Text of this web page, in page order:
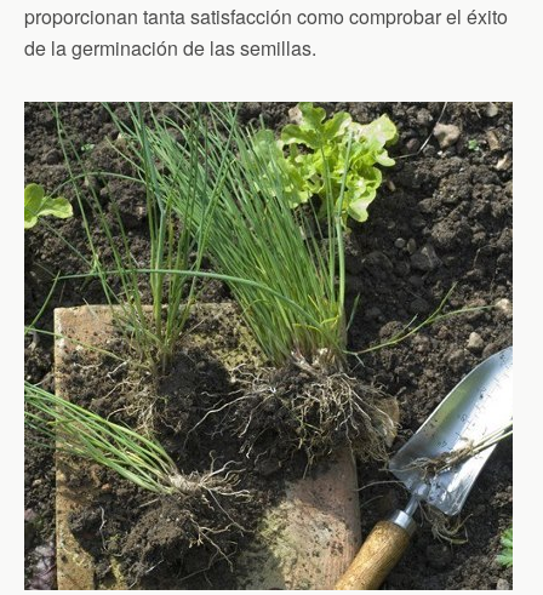
proporcionan tanta satisfacción como comprobar el éxito
de la germinación de las semillas.